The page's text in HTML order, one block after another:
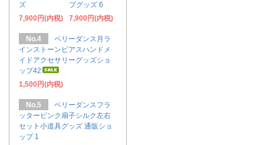
ズ
7,900円(内税)
プグッズ 6
7,900円(内税)
No.4
ベリーダンス月ラ
インストーンピアスハンドメ
イドアクセサリーグッズショ
ップ42
1,500円(内税)
No.5
ベリーダンスフラ
ッターピンク扇子シルク左右
セット小道具グッズ 通販ショ
ップ 1